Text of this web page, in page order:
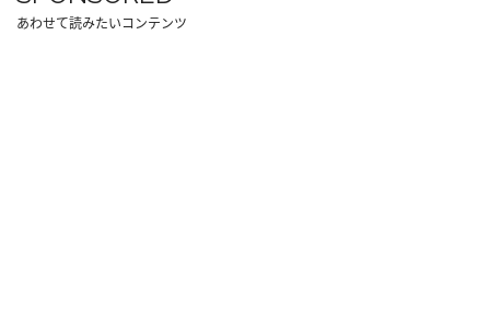
あわせて読みたいコンテンツ